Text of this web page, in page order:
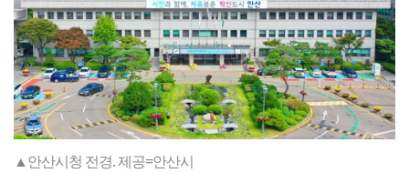
▲안산시청 전경. 제공=안산시